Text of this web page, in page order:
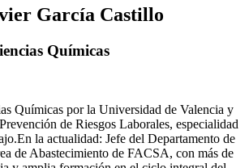
García Castillo
Químicas
Químicas por la Universidad de Valencia y
de Riesgos Laborales, especialidad
la actualidad: Jefe del Departamento de
de Abastecimiento de FACSA, con más de